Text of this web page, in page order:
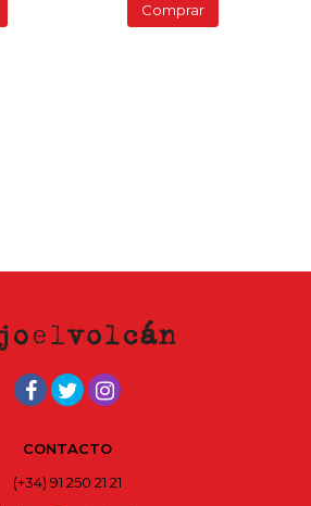
Comprar
CONTACTO
(+34) 91 250 21 21